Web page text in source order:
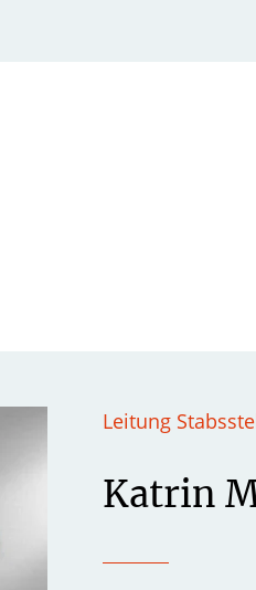
Leitung
Katrin